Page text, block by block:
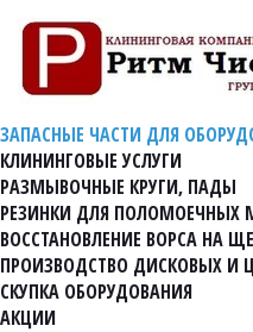
ЗАПАСНЫЕ ЧАСТИ ДЛЯ
КЛИНИНГОВЫЕ УСЛУГИ
РАЗМЫВОЧНЫЕ КРУГИ, ПАДЫ
РЕЗИНКИ ДЛЯ ПОЛОМОЕЧНЫХ
ВОССТАНОВЛЕНИЕ ВОРСА НА
ПРОИЗВОДСТВО ДИСКОВЫХ И
СКУПКА ОБОРУДОВАНИЯ
АКЦИИ